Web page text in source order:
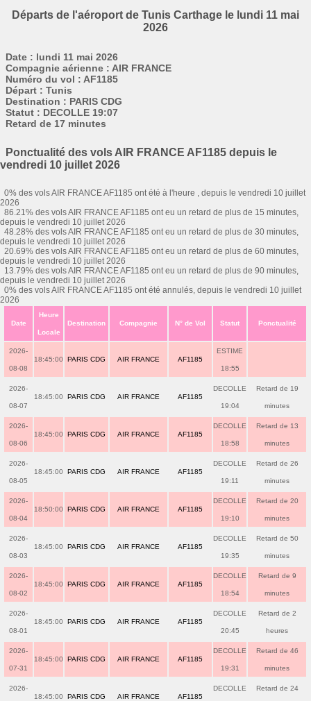
Départs de l'aéroport de Tunis Carthage le lundi 11 mai
2026
Date : lundi 11 mai 2026
Compagnie aérienne : AIR FRANCE
Numéro du vol : AF1185
Départ : Tunis
Destination : PARIS CDG
Statut : DECOLLE 19:07
Retard de 17 minutes
Ponctualité des vols AIR FRANCE AF1185 depuis le
vendredi 10 juillet 2026
0% des vols AIR FRANCE AF1185 ont été à l'heure , depuis le vendredi 10 juillet
2026
86.21% des vols AIR FRANCE AF1185 ont eu un retard de plus de 15 minutes,
depuis le vendredi 10 juillet 2026
48.28% des vols AIR FRANCE AF1185 ont eu un retard de plus de 30 minutes,
depuis le vendredi 10 juillet 2026
20.69% des vols AIR FRANCE AF1185 ont eu un retard de plus de 60 minutes,
depuis le vendredi 10 juillet 2026
13.79% des vols AIR FRANCE AF1185 ont eu un retard de plus de 90 minutes,
depuis le vendredi 10 juillet 2026
0% des vols AIR FRANCE AF1185 ont été annulés, depuis le vendredi 10 juillet
2026
Date
Heure
Locale
Destination Compagnie N° de Vol Statut Ponctualité
2026-
08-08
18:45:00 PARIS CDG AIR FRANCE AF1185
ESTIME
18:55
2026-
08-07
18:45:00 PARIS CDG AIR FRANCE AF1185
DECOLLE
19:04
Retard de 19
minutes
2026-
08-06
18:45:00 PARIS CDG AIR FRANCE AF1185
DECOLLE
18:58
Retard de 13
minutes
2026-
08-05
18:45:00 PARIS CDG AIR FRANCE AF1185
DECOLLE
19:11
Retard de 26
minutes
2026-
08-04
18:50:00 PARIS CDG AIR FRANCE AF1185
DECOLLE
19:10
Retard de 20
minutes
2026-
08-03
18:45:00 PARIS CDG AIR FRANCE AF1185
DECOLLE
19:35
Retard de 50
minutes
2026-
08-02
18:45:00 PARIS CDG AIR FRANCE AF1185
DECOLLE
18:54
Retard de 9
minutes
2026-
08-01
18:45:00 PARIS CDG AIR FRANCE AF1185
DECOLLE
20:45
Retard de 2
heures
2026-
07-31
18:45:00 PARIS CDG AIR FRANCE AF1185
DECOLLE
19:31
Retard de 46
minutes
2026-
18:45:00 PARIS CDG AIR FRANCE AF1185
DECOLLE Retard de 24